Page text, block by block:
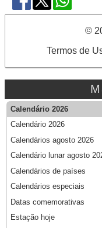
©
Termos de
Calendário 2026
Calendário 2026
Calendários agosto 2026
Calendário lunar agosto
Calendários de países
Calendários especiais
Datas comemorativas
Estação hoje